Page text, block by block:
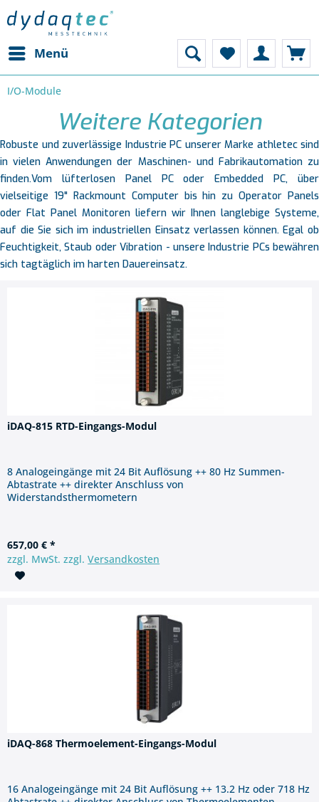
Menü
I/O-Module
Weitere Kategorien
Robuste und zuverlässige Industrie PC unserer Marke athletec sind
in vielen Anwendungen der Maschinen- und Fabrikautomation zu
finden.Vom lüfterlosen Panel PC oder Embedded PC, über
vielseitige 19" Rackmount Computer bis hin zu Operator Panels
oder Flat Panel Monitoren liefern wir Ihnen langlebige Systeme,
auf die Sie sich im industriellen Einsatz verlassen können. Egal ob
Feuchtigkeit, Staub oder Vibration - unsere Industrie PCs bewähren
sich tagtäglich im harten Dauereinsatz.
iDAQ-815 RTD-Eingangs-Modul
8 Analogeingänge mit 24 Bit Auflösung ++ 80 Hz Summen-
Abtastrate ++ direkter Anschluss von
Widerstandsthermometern
657,00 € *
zzgl. MwSt. zzgl.Versandkosten
iDAQ-868 Thermoelement-Eingangs-Modul
16 Analogeingänge mit 24 Bit Auflösung ++ 13.2 Hz oder 718 Hz